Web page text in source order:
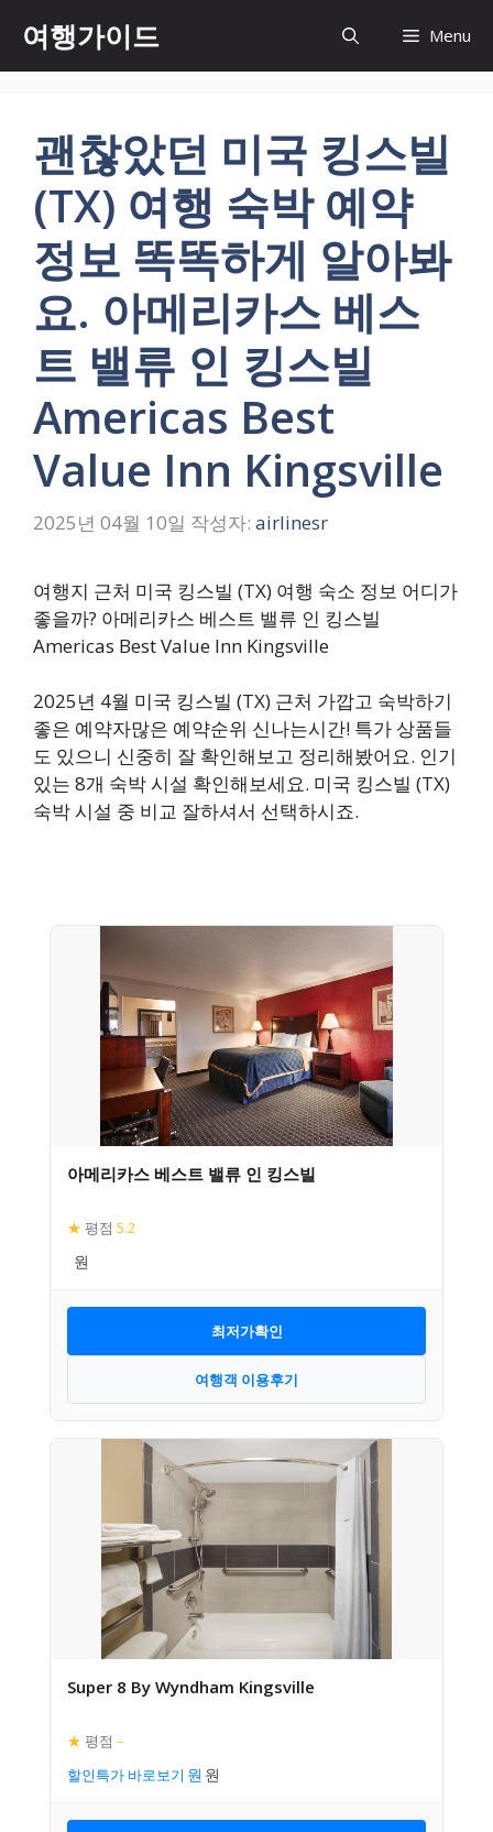
츠
여행가이드 Menu
괜찮았던 미국 킹스빌
(TX) 여행 숙박 예약
정보 똑똑하게 알아봐
요. 아메리카스 베스
트 밸류 인 킹스빌
Americas Best
Value Inn Kingsville
2025년 04월 10일 작성자: airlinesr
여행지 근처 미국 킹스빌 (TX) 여행 숙소 정보 어디가
좋을까? 아메리카스 베스트 밸류 인 킹스빌
Americas Best Value Inn Kingsville
2025년 4월 미국 킹스빌 (TX) 근처 가깝고 숙박하기
좋은 예약자많은 예약순위 신나는시간! 특가 상품들
도 있으니 신중히 잘 확인해보고 정리해봤어요. 인기
있는 8개 숙박 시설 확인해보세요. 미국 킹스빌 (TX)
숙박 시설 중 비교 잘하셔서 선택하시죠.
아메리카스 베스트 밸류 인 킹스빌
★ 평점 5.2
최저가확인
여행객 이용후기
Super 8 By Wyndham Kingsville
★ 평점 –
할인특가 바로보기